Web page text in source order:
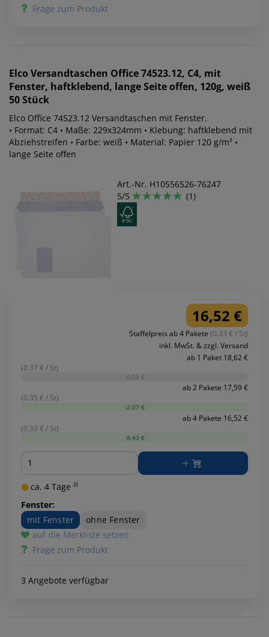
Frage zum Produkt
Elco Versandtaschen Office 74523.12, C4, mit
Fenster, haftklebend, lange Seite offen, 120g, weiß
50 Stück
Elco Office 74523.12 Versandtaschen mit Fenster.
• Format: C4 • Maße: 229x324mm • Klebung: haftklebend mit
Abziehstreifen • Farbe: weiß • Material: Papier 120 g/m² •
lange Seite offen
Art.-Nr. H10556526-76247
5/5
(1)
16,52 €
Staffelpreis ab 4 Pakete (0.33 € / St)
inkl. MwSt. & zzgl. Versand
ab 1 Paket 18,62 €
(0.37 € / St)
-0,00 €
ab 2 Pakete 17,59 €
(0.35 € / St)
-2,07 €
ab 4 Pakete 16,52 €
(0.33 € / St)
-8,43 €
Menge
ca. 4 Tage ²⁾
Fenster:
mit Fenster
ohne Fenster
auf die Merkliste setzen
Frage zum Produkt
3 Angebote verfügbar